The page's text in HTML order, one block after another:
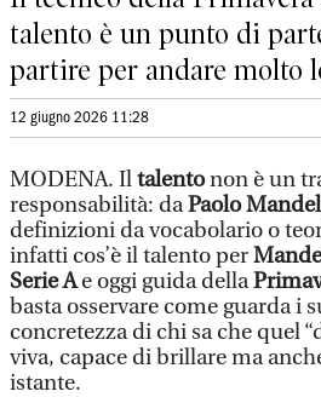
talento è un punto di
partire per andare molto
12 giugno 2026 11:28
MODENA. Iltalentonon è un
responsabilità: daPaolo
definizioni da vocabolario o
infatti cos’è il talento per
Serie Ae oggi guida della
basta osservare come guarda i
concretezza di chi sa che quel
viva, capace di brillare ma
istante.